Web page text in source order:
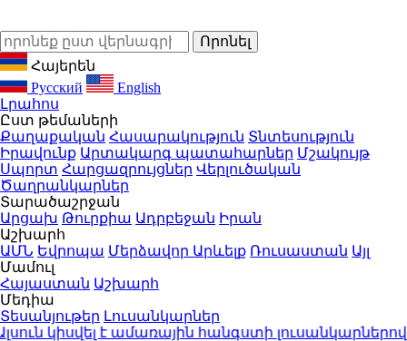
Հայերեն
Русский
English
Լրահոս
Ըստ թեմաների
Քաղաքական Հասարակություն Տնտեսություն
Իրավունք Արտակարգ պատահարներ Մշակույթ
Սպորտ Հարցազրույցներ Վերլուծական
Ծաղրանկարներ
Տարածաշրջան
Արցախ Թուրքիա Ադրբեջան Իրան
Աշխարհ
ԱՄՆ Եվրոպա Մերձավոր Արևելք Ռուսաստան Այլ
Մամուլ
Հայաստան Աշխարհ
Մեդիա
Տեսանյութեր Լուսանկարներ
կիսվել է ամառային հանգստի լուսանկարներով